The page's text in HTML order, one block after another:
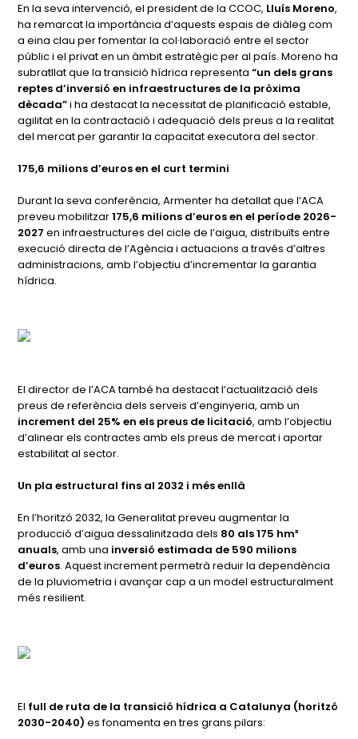
En la seva intervenció, el president de la CCOC, Lluís Moreno,
ha remarcat la importància d’aquests espais de diàleg com
a eina clau per fomentar la col·laboració entre el sector
públic i el privat en un àmbit estratègic per al país. Moreno ha
subratllat que la transició hídrica representa“un dels grans
reptes d’inversió en infraestructures de la pròxima
dècada”i ha destacat la necessitat de planificació estable,
agilitat en la contractació i adequació dels preus a la realitat
del mercat per garantir la capacitat executora del sector.
175,6 milions d’euros en el curt termini
Durant la seva conferència, Armenter ha detallat que l’ACA
preveu mobilitzar175,6 milions d’euros en el període 2026-
2027 en infraestructures del cicle de l’aigua, distribuïts entre
execució directa de l’Agència i actuacions a través d’altres
administracions, amb l’objectiu d’incrementar la garantia
hídrica.
El director de l’ACA també ha destacat l’actualització dels
preus de referència dels serveis d’enginyeria, amb un
increment del 25% en els preus de licitació, amb l’objectiu
d’alinear els contractes amb els preus de mercat i aportar
estabilitat al sector.
Un pla estructural fins al 2032 i més enllà
En l’horitzó 2032, la Generalitat preveu augmentar la
producció d’aigua dessalinitzada dels 80 als 175 hm³
anuals, amb una inversió estimada de 590 milions
d’euros. Aquest increment permetrà reduir la dependència
de la pluviometria i avançar cap a un model estructuralment
més resilient.
El full de ruta de la transició hídrica a Catalunya (horitzó
2030-2040) es fonamenta en tres grans pilars: